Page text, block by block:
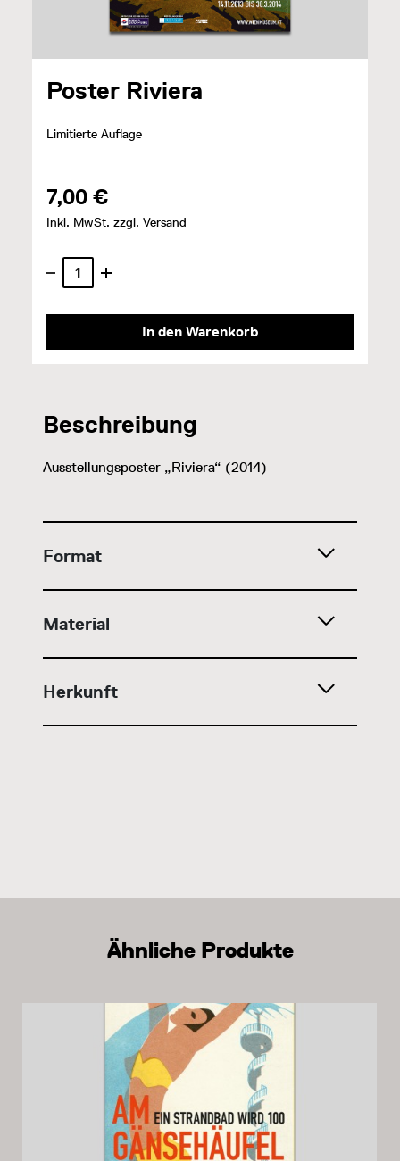
Poster Riviera
Limitierte Auflage
7,00 €
Inkl. MwSt. zzgl. Versand
In den Warenkorb
Beschreibung
Ausstellungsposter „Riviera“ (2014)
Format
Material
Herkunft
Ähnliche Produkte